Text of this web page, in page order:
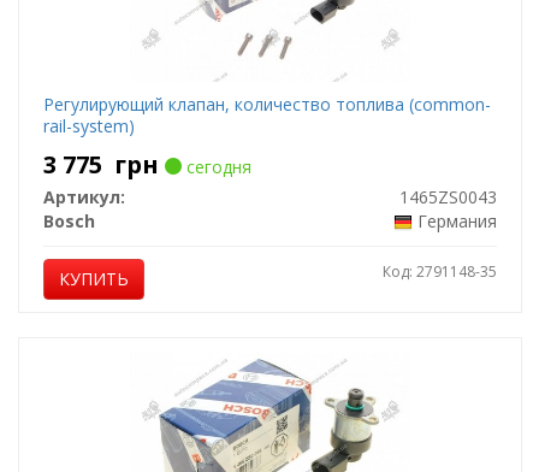
Регулирующий клапан, количество топлива (common-
rail-system)
3 775 грн
сегодня
Артикул:
1465ZS0043
Bosch
Германия
КУПИТЬ Код: 2791148-35